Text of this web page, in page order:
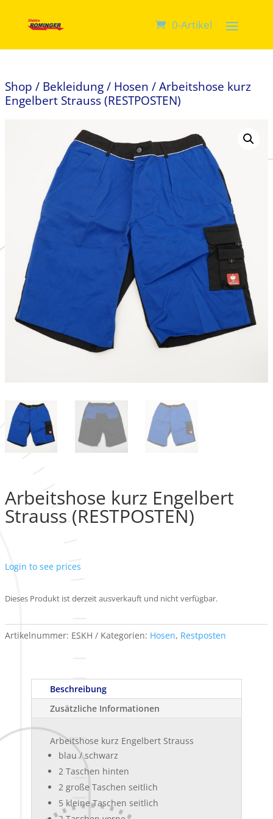
0-Artikel
Shop / Bekleidung/ Hosen / Arbeitshose kurz
Engelbert Strauss (RESTPOSTEN)
Arbeitshose kurz Engelbert
Strauss (RESTPOSTEN)
Login to see prices
Dieses Produkt ist derzeit ausverkauft und nicht verfügbar.
Artikelnummer: ESKH Kategorien: Hosen, Restposten
Beschreibung
Zusätzliche Informationen
Arbeitshose kurz Engelbert Strauss
blau / schwarz
2 Taschen hinten
2 große Taschen seitlich
5 kleine Taschen seitlich